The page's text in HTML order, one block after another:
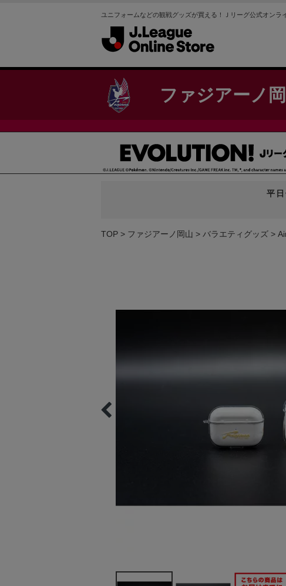
ユニフォームなどの観戦グッズが買える！Ｊリーグ公式オンラ
ファジアーノ
平
TOP ファジアーノ岡山 バラエティグッズ